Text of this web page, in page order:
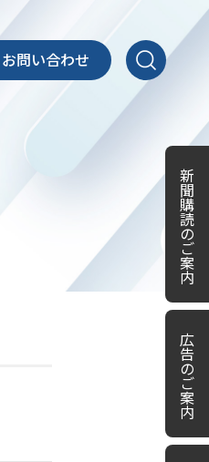
お問い合わせ
新
聞
購
読
の
ご
案
内
広
告
の
ご
案
内